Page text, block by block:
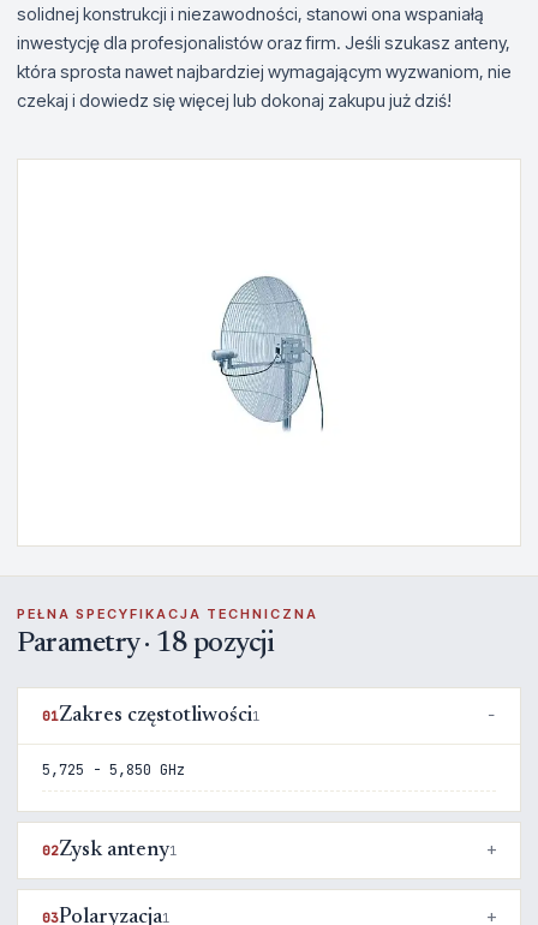
solidnej konstrukcji i niezawodności, stanowi ona wspaniałą
inwestycję dla profesjonalistów oraz firm. Jeśli szukasz anteny,
która sprosta nawet najbardziej wymagającym wyzwaniom, nie
czekaj i dowiedz się więcej lub dokonaj zakupu już dziś!
PEŁNA SPECYFIKACJA TECHNICZNA
Parametry · 18 pozycji
01Zakres częstotliwości1
5,725 - 5,850 GHz
02Zysk anteny1
03Polaryzacja1